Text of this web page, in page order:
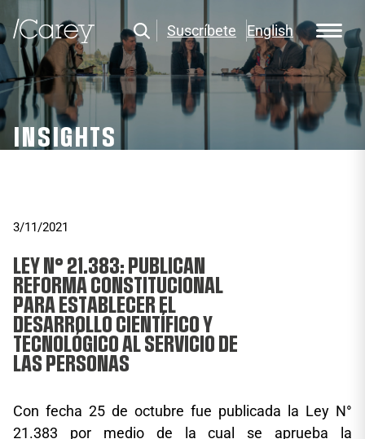
Suscríbete English
INSIGHTS
3/11/2021
LEY N° 21.383: PUBLICAN
REFORMA CONSTITUCIONAL
PARA ESTABLECER EL
DESARROLLO CIENTÍFICO Y
TECNOLÓGICO AL SERVICIO DE
LAS PERSONAS
Con fecha 25 de octubre fue publicada la Ley N°
21.383 por medio de la cual se aprueba la